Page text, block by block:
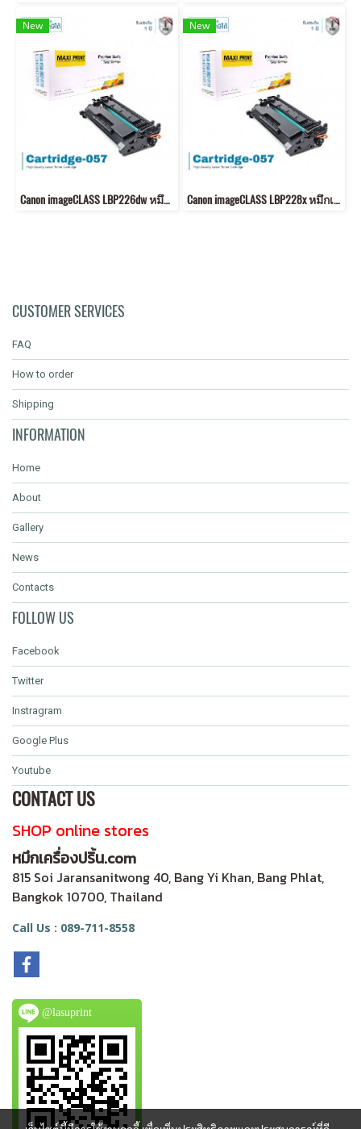
New
Canon imageCLASS LBP226dw หมึกเครื่องปริ้น 057 คุณภาพสูง พิมพ์คมชัด!
New
Canon imageCLASS LBP228x หมึกเครื่องปริ้น 057 คุณภาพสูง พิมพ์คมชัด!
CUSTOMER SERVICES
FAQ
How to order
Shipping
INFORMATION
Home
About
Gallery
News
Contacts
FOLLOW US
Facebook
Twitter
Instragram
Google Plus
Youtube
CONTACT US
SHOP online stores
หมึกเครื่องปริ้น.com
815 Soi Jaransanitwong 40, Bang Yi Khan, Bang Phlat,
Bangkok 10700, Thailand
Call Us : 089-711-8558
@lasuprint